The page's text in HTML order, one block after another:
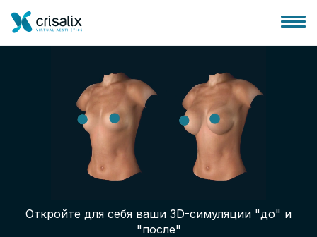
Главная хирурга
Бизнес Платформа
Планы
Откройте для себя ваши 3D-симуляции "до" и
"после"